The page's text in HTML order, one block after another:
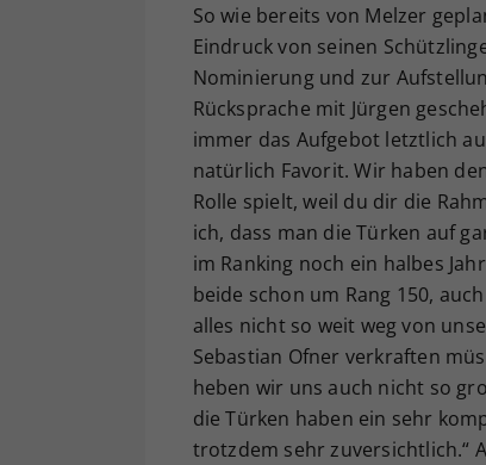
So wie bereits von Melzer
Eindruck von seinen
Nominierung und zur
Rücksprache mit Jürgen
immer das Aufgebot letztlich
natürlich Favorit. Wir haben
Rolle spielt, weil du dir die
ich, dass man die Türken auf
im Ranking noch ein halbes
beide schon um Rang 150,
alles nicht so weit weg von
Sebastian Ofner verkraften
heben wir uns auch nicht so
die Türken haben ein sehr
trotzdem sehr zuversichtlich.“